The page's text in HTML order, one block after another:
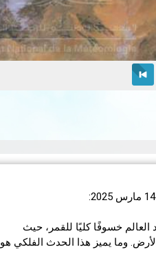
2025، سيشهد العالم خسوفًا كليًا للقمر، حيث
وما يميز هذا الحدث الفلكي هو